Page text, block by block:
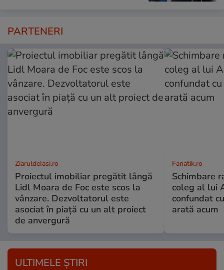
PARTENERI
ZiaruldeIasi.ro
Proiectul imobiliar pregătit lângă
Lidl Moara de Foc este scos la
vânzare. Dezvoltatorul este
asociat în piață cu un alt proiect
de anvergură
Fanatik.ro
Schimbare
coleg al lui
confundat
arată acum
ULTIMELE ȘTIRI